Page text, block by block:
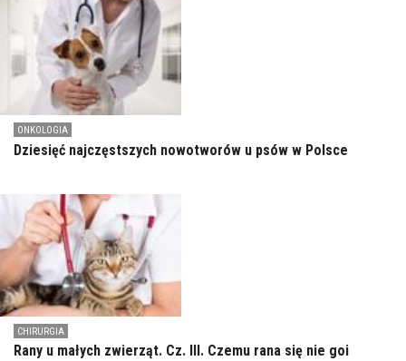
ONKOLOGIA
Dziesięć najczęstszych nowotworów u psów w Polsce
CHIRURGIA
Rany u małych zwierząt. Cz. III. Czemu rana się nie goi